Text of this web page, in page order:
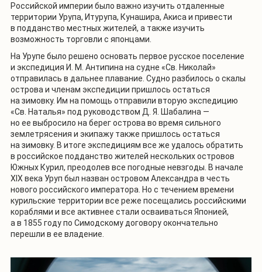
Российской империи было важно изучить отдаленные
территории Урупа, Итурупа, Кунашира, Акиса и привести
в подданство местных жителей, а также изучить
возможность торговли с японцами.
На Урупе было решено основать первое русское поселение
и экспедиция И. М. Антипина на судне «Св. Николай»
отправилась в дальнее плавание. Судно разбилось о скалы
острова и членам экспедиции пришлось остаться
на зимовку. Им на помощь отправили вторую экспедицию
«Св. Наталья» под руководством Д. Я. Шабалина —
но ее выбросило на берег острова во время сильного
землетрясения и экипажу также пришлось остаться
на зимовку. В итоге экспедициям все же удалось обратить
в российское подданство жителей нескольких островов
Южных Курил, преодолев все погодные невзгоды. В начале
XIX века Уруп был назван островом Александра в честь
нового российского императора. Но с течением времени
курильские территории все реже посещались российскими
кораблями и все активнее стали осваиваться Японией,
а в 1855 году по Симодскому договору окончательно
перешли в ее владение.